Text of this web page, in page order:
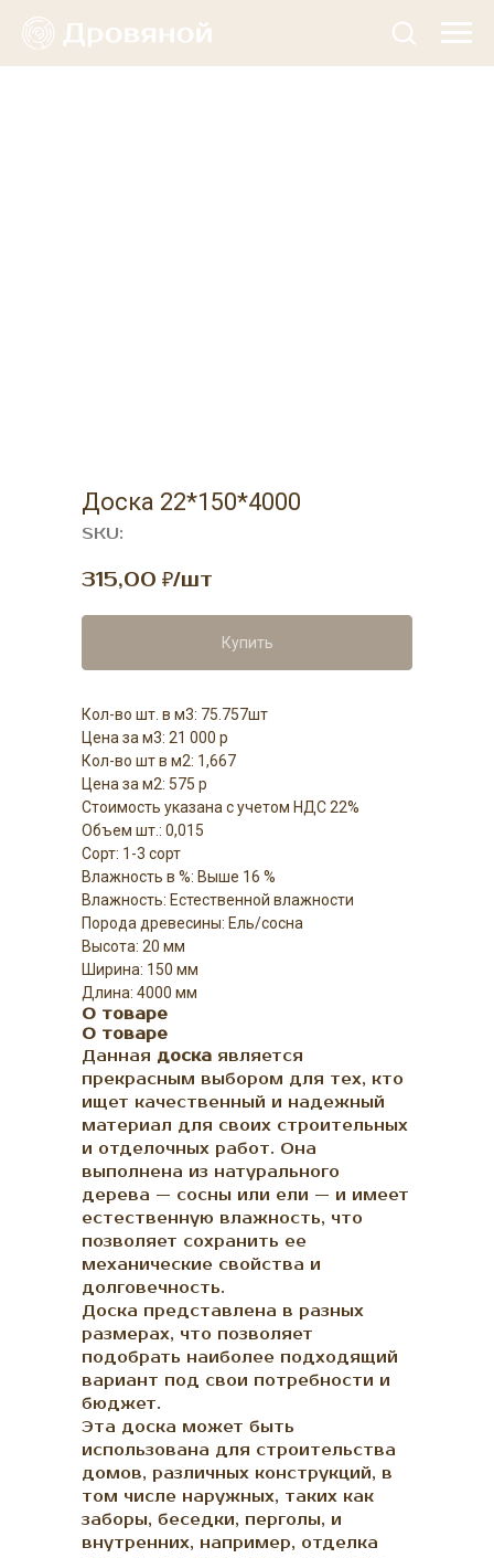
Доска 22*150*4000
SKU:
315,00 ₽/шт
Купить
Кол-во шт. в м3: 75.757шт
Цена за м3: 21 000 р
Кол-во шт в м2: 1,667
Цена за м2: 575 р
Стоимость указана с учетом НДС 22%
Объем шт.: 0,015
Сорт: 1-3 сорт
Влажность в %: Выше 16 %
Влажность: Естественной влажности
Порода древесины: Ель/сосна
Высота: 20 мм
Ширина: 150 мм
Длина: 4000 мм
О товаре
О товаре
Данная доска является
прекрасным выбором для тех, кто
ищет качественный и надежный
материал для своих строительных
и отделочных работ. Она
выполнена из натурального
дерева — сосны или ели — и имеет
естественную влажность, что
позволяет сохранить ее
механические свойства и
долговечность.
Доска представлена в разных
размерах, что позволяет
подобрать наиболее подходящий
вариант под свои потребности и
бюджет.
Эта доска может быть
использована для строительства
домов, различных конструкций, в
том числе наружных, таких как
заборы, беседки, перголы, и
внутренних, например, отделка